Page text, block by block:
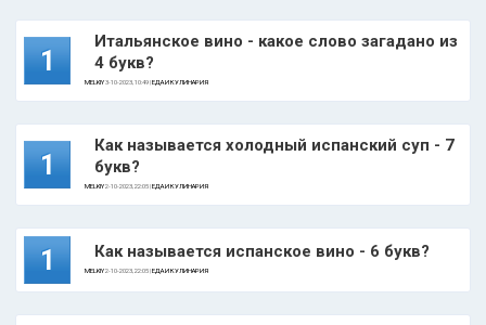
1
Итальянское вино - какое слово загадано из
4 букв?
MELKIY3-10-2023, 10:49 |ЕДА И КУЛИНАРИЯ
1
Как называется холодный испанский суп - 7
букв?
MELKIY2-10-2023, 22:05 |ЕДА И КУЛИНАРИЯ
1 Как называется испанское вино - 6 букв?
MELKIY2-10-2023, 22:05 |ЕДА И КУЛИНАРИЯ